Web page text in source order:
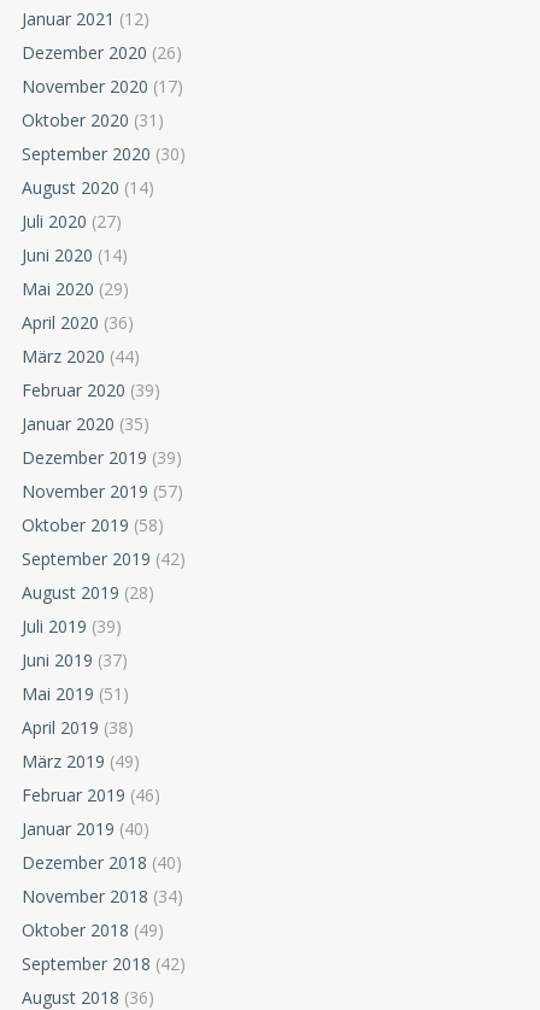
Januar 2021 (12)
Dezember 2020 (26)
November 2020 (17)
Oktober 2020 (31)
September 2020 (30)
August 2020 (14)
Juli 2020 (27)
Juni 2020 (14)
Mai 2020 (29)
April 2020 (36)
März 2020 (44)
Februar 2020 (39)
Januar 2020 (35)
Dezember 2019 (39)
November 2019 (57)
Oktober 2019 (58)
September 2019 (42)
August 2019 (28)
Juli 2019 (39)
Juni 2019 (37)
Mai 2019 (51)
April 2019 (38)
März 2019 (49)
Februar 2019 (46)
Januar 2019 (40)
Dezember 2018 (40)
November 2018 (34)
Oktober 2018 (49)
September 2018 (42)
August 2018 (36)